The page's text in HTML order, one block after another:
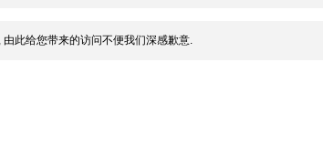
此给您带来的访问不便我们深感歉意.